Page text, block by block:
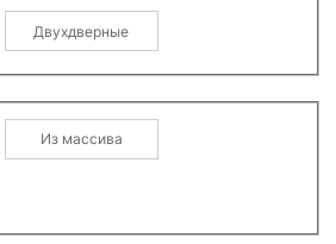
Двухдверные
Из массива